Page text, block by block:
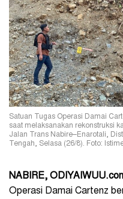
Satuan Tugas Operasi Damai
saat melaksanakan rekonstruksi
Jalan Trans Nabire–Enarotali,
Tengah, Selasa (26/8). Foto:
NABIRE,
Operasi Damai Cartenz